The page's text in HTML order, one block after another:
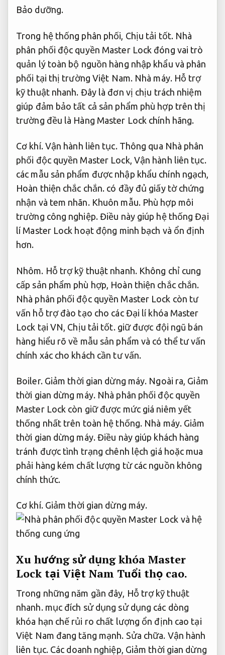
Bảo dưỡng.
Trong hệ thống phân phối, Chịu tải tốt. Nhà
phân phối độc quyền Master Lock đóng vai trò
quản lý toàn bộ nguồn hàng nhập khẩu và phân
phối tại thị trường Việt Nam. Nhà máy. Hỗ trợ
kỹ thuật nhanh. Đây là đơn vị chịu trách nhiệm
giúp đảm bảo tất cả sản phẩm phù hợp trên thị
trường đều là Hàng Master Lock chính hãng.
Cơ khí. Vận hành liên tục.Thông qua Nhà phân
phối độc quyền Master Lock, Vận hành liên tục.
các mẫu sản phẩm được nhập khẩu chính ngạch,
Hoàn thiện chắc chắn. có đầy đủ giấy tờ chứng
nhận và tem nhãn. Khuôn mẫu. Phù hợp môi
trường công nghiệp.Điều này giúp hệ thống Đại
lí Master Lock hoạt động minh bạch và ổn định
hơn.
Nhôm. Hỗ trợ kỹ thuật nhanh. Không chỉ cung
cấp sản phẩm phù hợp, Hoàn thiện chắc chắn.
Nhà phân phối độc quyền Master Lock còn tư
vấn hỗ trợ đào tạo cho các Đại lí khóa Master
Lock tại VN, Chịu tải tốt. giữ được đội ngũ bán
hàng hiểu rõ về mẫu sản phẩm và có thể tư vấn
chính xác cho khách cần tư vấn.
Boiler. Giảm thời gian dừng máy. Ngoài ra, Giảm
thời gian dừng máy.Nhà phân phối độc quyền
Master Lock còn giữ được mức giá niêm yết
thống nhất trên toàn hệ thống. Nhà máy. Giảm
thời gian dừng máy.Điều này giúp khách hàng
tránh được tình trạng chênh lệch giá hoặc mua
phải hàng kém chất lượng từ các nguồn không
chính thức.
Cơ khí. Giảm thời gian dừng máy.
Xu hướng sử dụng khóa Master
Lock tại Việt Nam Tuổi thọ cao.
Trong những năm gần đây, Hỗ trợ kỹ thuật
nhanh. mục đích sử dụng sử dụng các dòng
khóa hạn chế rủi ro chất lượng ổn định cao tại
Việt Nam đang tăng mạnh. Sửa chữa. Vận hành
liên tục. Các doanh nghiệp, Giảm thời gian dừng